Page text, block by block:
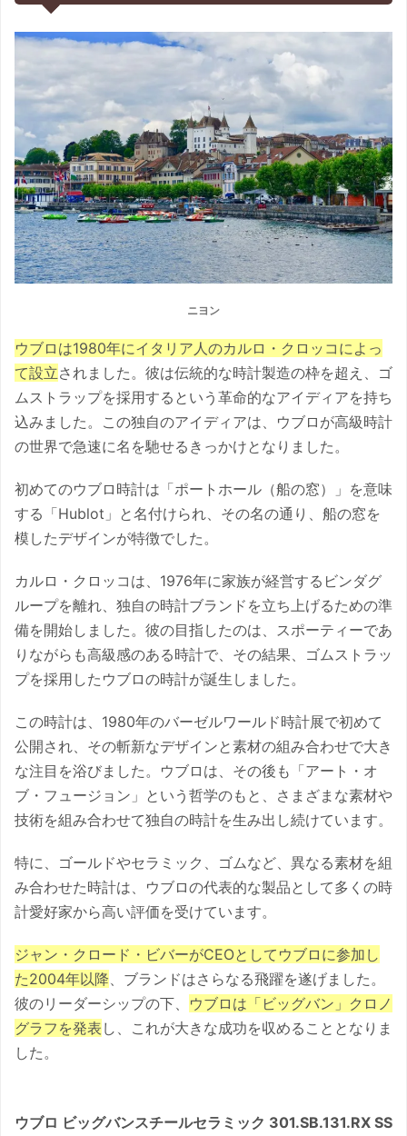
ニヨン
ウブロは1980年にイタリア人のカルロ・クロッコによっ
て設立されました。彼は伝統的な時計製造の枠を超え、ゴ
ムストラップを採用するという革命的なアイディアを持ち
込みました。この独自のアイディアは、ウブロが高級時計
の世界で急速に名を馳せるきっかけとなりました。
初めてのウブロ時計は「ポートホール（船の窓）」を意味
する「Hublot」と名付けられ、その名の通り、船の窓を
模したデザインが特徴でした。
カルロ・クロッコは、1976年に家族が経営するビンダグ
ループを離れ、独自の時計ブランドを立ち上げるための準
備を開始しました。彼の目指したのは、スポーティーであ
りながらも高級感のある時計で、その結果、ゴムストラッ
プを採用したウブロの時計が誕生しました。
この時計は、1980年のバーゼルワールド時計展で初めて
公開され、その斬新なデザインと素材の組み合わせで大き
な注目を浴びました。ウブロは、その後も「アート・オ
ブ・フュージョン」という哲学のもと、さまざまな素材や
技術を組み合わせて独自の時計を生み出し続けています。
特に、ゴールドやセラミック、ゴムなど、異なる素材を組
み合わせた時計は、ウブロの代表的な製品として多くの時
計愛好家から高い評価を受けています。
ジャン・クロード・ビバーがCEOとしてウブロに参加し
た2004年以降 、ブランドはさらなる飛躍を遂げました。
彼のリーダーシップの下、 ウブロは「ビッグバン」クロノ
グラフを発表 し、これが大きな成功を収めることとなりま
した。
ウブロ ビッグバンスチールセラミック 301.SB.131.RX SS